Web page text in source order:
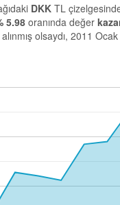
DKK TL
5.98 oranında değer
olsaydı, 2011 Ocak